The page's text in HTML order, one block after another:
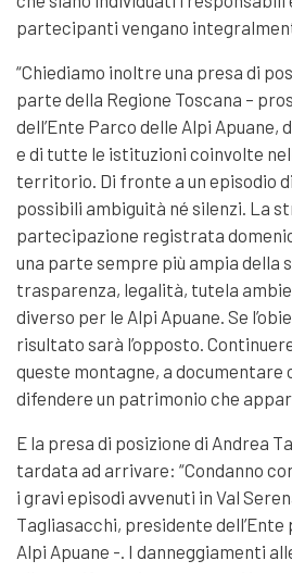
partecipanti vengano
“Chiediamo inoltre una presa di
parte della Regione Toscana –
dell’Ente Parco delle Alpi Apuane,
e di tutte le istituzioni coinvolte
territorio. Di fronte a un episodio
possibili ambiguità né silenzi. La
partecipazione registrata
una parte sempre più ampia della
trasparenza, legalità, tutela
diverso per le Alpi Apuane. Se
risultato sarà l’opposto.
queste montagne, a documentare
difendere un patrimonio che
E la presa di posizione di Andrea
tardata ad arrivare: “Condanno
i gravi episodi avvenuti in Val
Tagliasacchi, presidente
Alpi Apuane -. I danneggiamenti